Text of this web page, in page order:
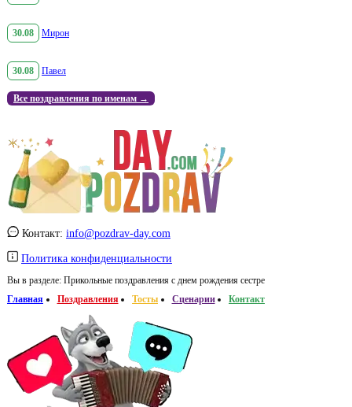
30.08 Мирон
30.08 Павел
Все поздравления по именам →
Контакт: info@pozdrav-day.com
Политика конфиденциальности
Вы в разделе: Прикольные поздравления с днем рождения сестре
Главная
Поздравления Тосты Сценарии Контакт